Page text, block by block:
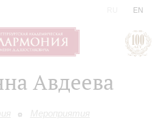
EN
Авдеева
Мероприятия